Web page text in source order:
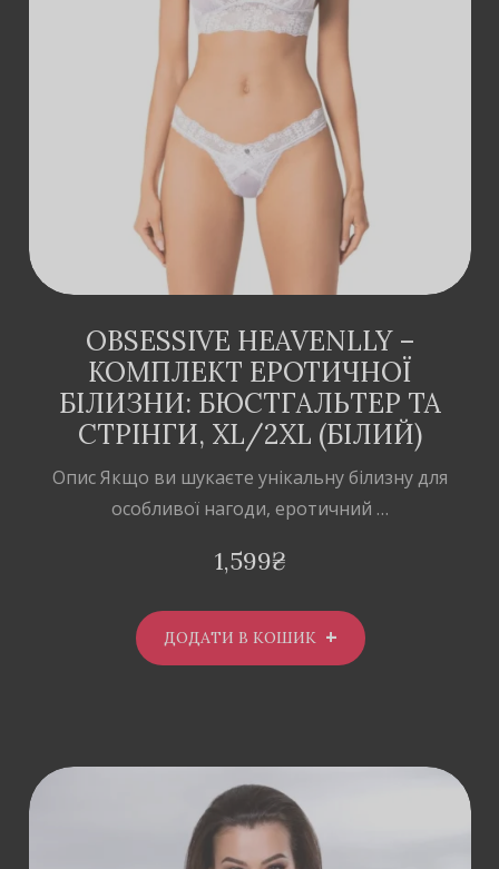
ДОДАТИ В
КОШИК
OBSESSIVE HEAVENLLY –
КОМПЛЕКТ ЕРОТИЧНОЇ
БІЛИЗНИ: БЮСТГАЛЬТЕР ТА
СТРІНГИ, XL/2XL (БІЛИЙ)
Опис Якщо ви шукаєте унікальну білизну для
особливої нагоди, еротичний …
1,599₴
ДОДАТИ В КОШИК